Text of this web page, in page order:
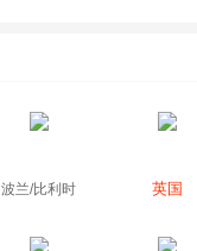
波兰/比利时 英国